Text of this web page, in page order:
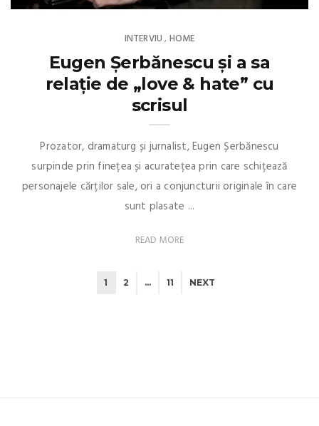
INTERVIU , HOME
Eugen Șerbănescu și a sa
relație de „love & hate” cu
scrisul
Prozator, dramaturg și jurnalist, Eugen Șerbănescu
surpinde prin finețea și acuratețea prin care schițează
personajele cărților sale, ori a conjuncturii originale în care
sunt plasate ...
READ MORE
1 2 … 11 NEXT